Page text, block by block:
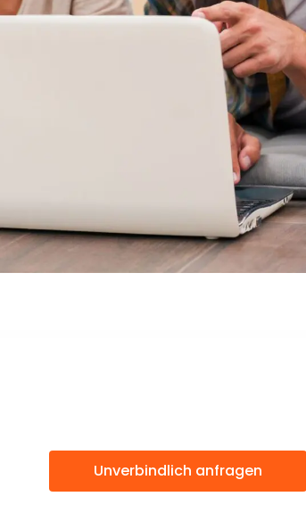
Unverbindlich anfragen